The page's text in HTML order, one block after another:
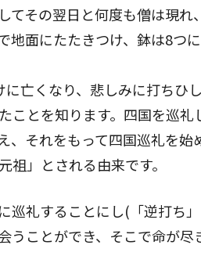
てその翌日と何度も僧は現れ
地面にたたきつけ、鉢は8つ
亡くなり、悲しみに打ちひ
ことを知ります。四国を巡礼
それをもって四国巡礼を始
」とされる由来です。
巡礼することにし(「逆打ち
うことができ、そこで命が尽